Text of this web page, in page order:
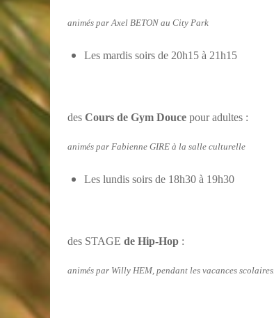
animés par Axel BETON au City Park
Les mardis soirs de 20h15 à 21h15
des Cours de Gym Douce pour adultes :
animés par Fabienne GIRE à la salle culturelle
Les lundis soirs de 18h30 à 19h30
des STAGE de Hip-Hop :
animés par Willy HEM, pendant les vacances scolaires.